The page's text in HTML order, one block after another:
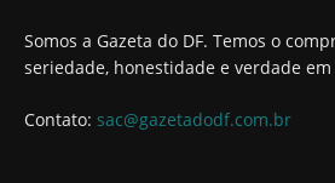
Somos a Gazeta do DF. Temos o
seriedade, honestidade e verdade
Contato: sac@gazetadodf.com.br